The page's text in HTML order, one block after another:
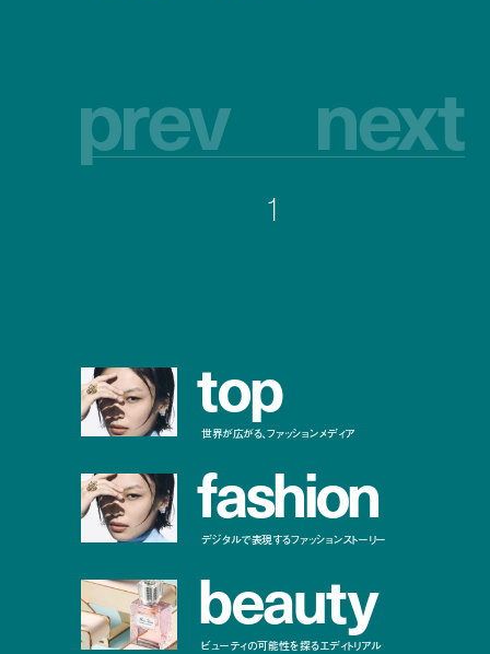
prev next
1
top
世界が広がる、ファッションメディア
fashion
デジタルで表現するファッションストーリー
beauty
ビューティの可能性を探るエディトリアル